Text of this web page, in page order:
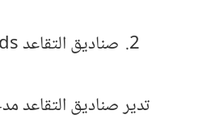
صناديق التقاعد Pension Funds
تدير صناديق التقاعد